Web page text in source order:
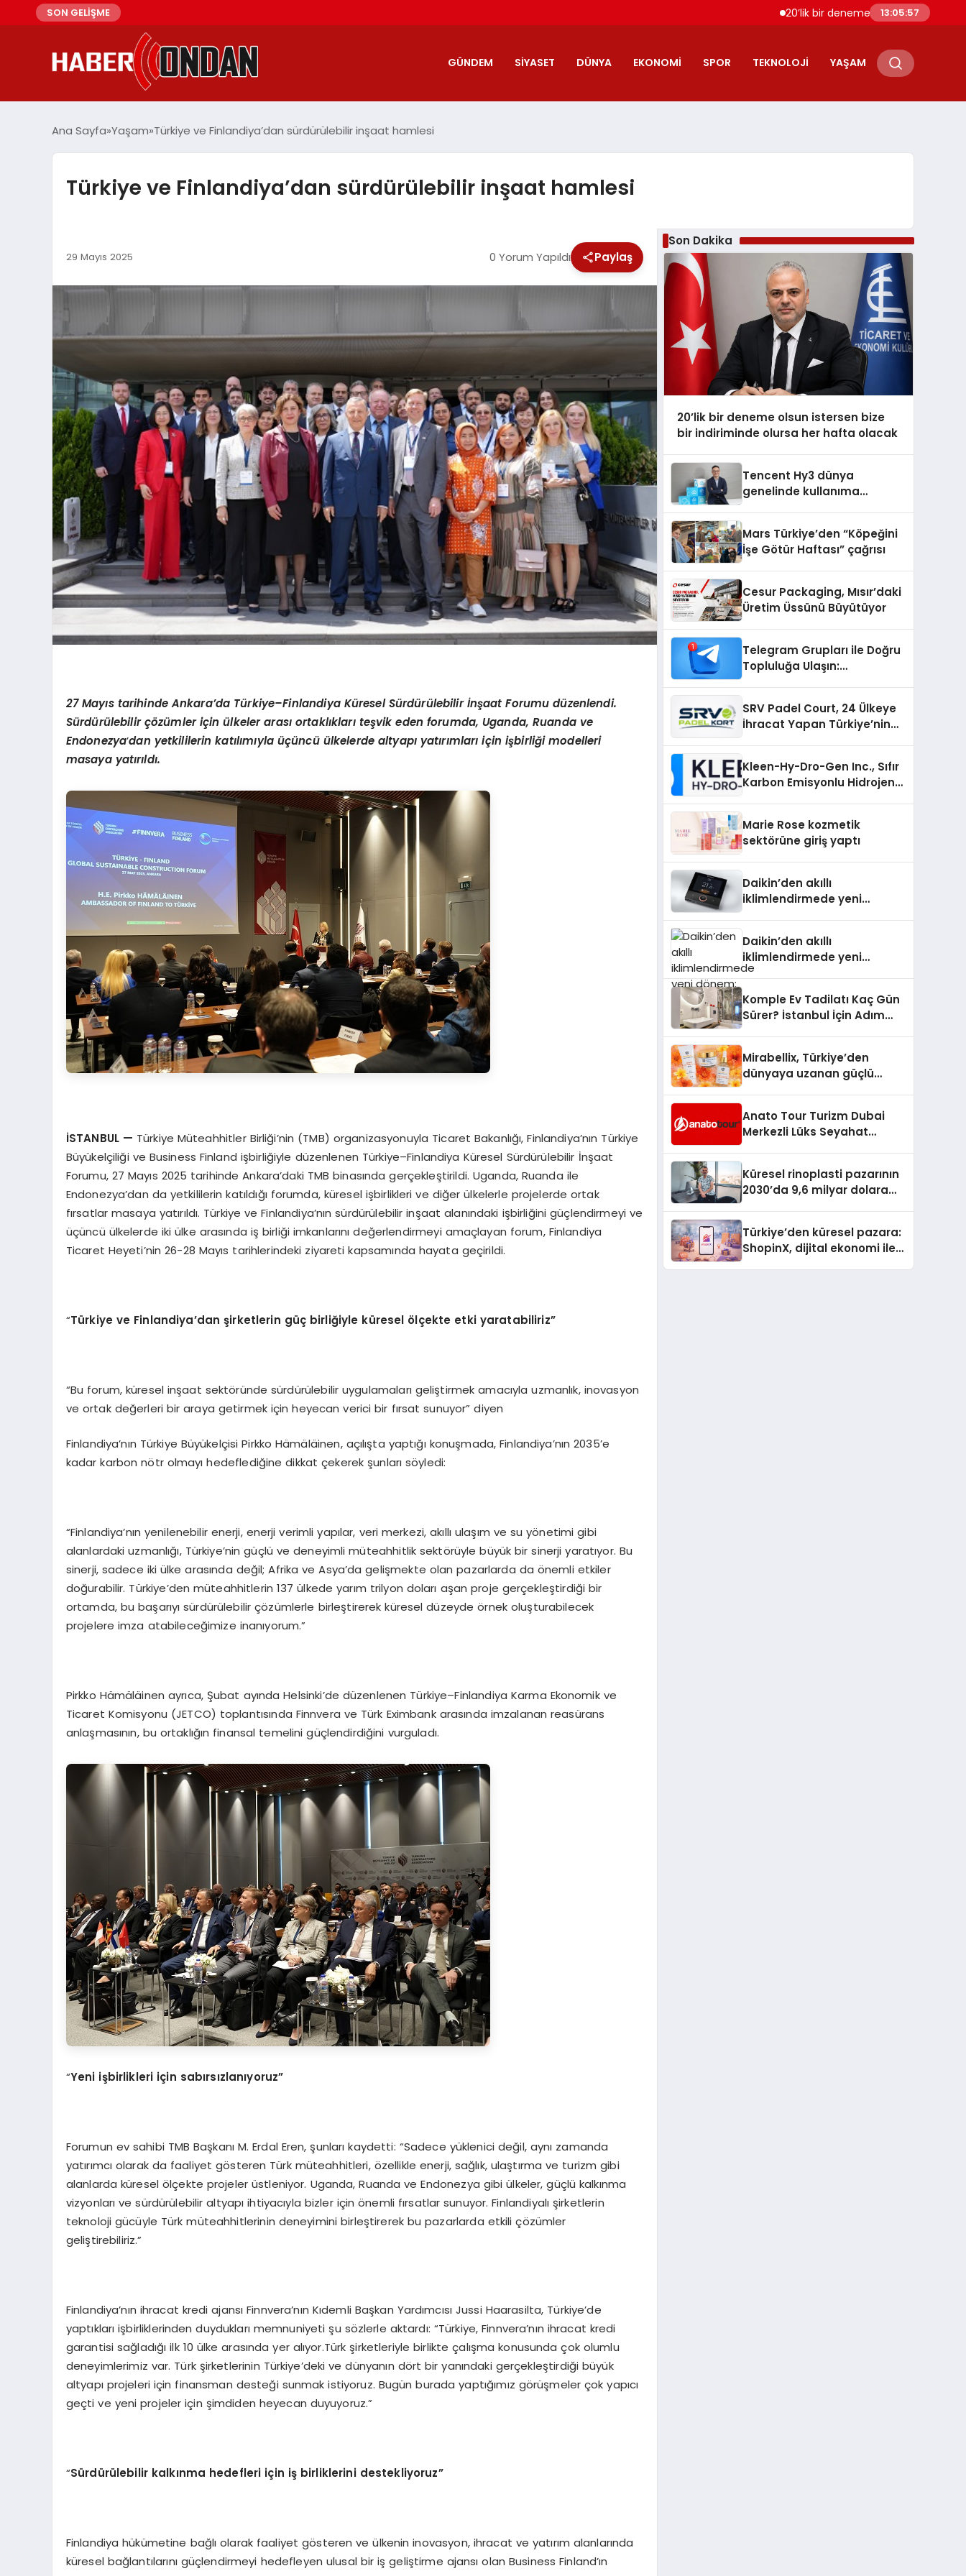
SON GELİŞME 20’lik bir deneme olsun istersen bize bir
13:05:59
GÜNDEM SIYASET DÜNYA EKONOMI SPOR TEKNOLOJI YAŞAM
Ana Sayfa Yaşam Türkiye ve Finlandiya’dan sürdürülebilir inşaat hamlesi
Türkiye ve Finlandiya’dan sürdürülebilir inşaat hamlesi
29 Mayıs 2025 0 Yorum Yapıldı Paylaş
27 Mayıs tarihinde Ankara’da Türkiye–Finlandiya Küresel Sürdürülebilir İnşaat Forumu düzenlendi.
Sürdürülebilir çözümler için ülkeler arası ortaklıkları teşvik eden forumda, Uganda, Ruanda ve
Endonezya’dan yetkililerin katılımıyla üçüncü ülkelerde altyapı yatırımları için işbirliği modelleri
masaya yatırıldı.
İSTANBUL — Türkiye Müteahhitler Birliği’nin (TMB) organizasyonuyla Ticaret Bakanlığı, Finlandiya’nın Türkiye
Büyükelçiliği ve Business Finland işbirliğiyle düzenlenen Türkiye–Finlandiya Küresel Sürdürülebilir İnşaat
Forumu, 27 Mayıs 2025 tarihinde Ankara’daki TMB binasında gerçekleştirildi. Uganda, Ruanda ile
Endonezya’dan da yetkililerin katıldığı forumda, küresel işbirlikleri ve diğer ülkelerle projelerde ortak
fırsatlar masaya yatırıldı. Türkiye ve Finlandiya’nın sürdürülebilir inşaat alanındaki işbirliğini güçlendirmeyi ve
üçüncü ülkelerde iki ülke arasında iş birliği imkanlarını değerlendirmeyi amaçlayan forum, Finlandiya
Ticaret Heyeti’nin 26-28 Mayıs tarihlerindeki ziyareti kapsamında hayata geçirildi.
“Türkiye ve Finlandiya’dan şirketlerin güç birliğiyle küresel ölçekte etki yaratabiliriz”
“Bu forum, küresel inşaat sektöründe sürdürülebilir uygulamaları geliştirmek amacıyla uzmanlık, inovasyon
ve ortak değerleri bir araya getirmek için heyecan verici bir fırsat sunuyor” diyen
Finlandiya’nın Türkiye Büyükelçisi Pirkko Hämäläinen, açılışta yaptığı konuşmada, Finlandiya’nın 2035’e
kadar karbon nötr olmayı hedeflediğine dikkat çekerek şunları söyledi:
“Finlandiya’nın yenilenebilir enerji, enerji verimli yapılar, veri merkezi, akıllı ulaşım ve su yönetimi gibi
alanlardaki uzmanlığı, Türkiye’nin güçlü ve deneyimli müteahhitlik sektörüyle büyük bir sinerji yaratıyor. Bu
sinerji, sadece iki ülke arasında değil; Afrika ve Asya’da gelişmekte olan pazarlarda da önemli etkiler
doğurabilir. Türkiye’den müteahhitlerin 137 ülkede yarım trilyon doları aşan proje gerçekleştirdiği bir
ortamda, bu başarıyı sürdürülebilir çözümlerle birleştirerek küresel düzeyde örnek oluşturabilecek
projelere imza atabileceğimize inanıyorum.”
Pirkko Hämäläinen ayrıca, Şubat ayında Helsinki’de düzenlenen Türkiye–Finlandiya Karma Ekonomik ve
Ticaret Komisyonu (JETCO) toplantısında Finnvera ve Türk Eximbank arasında imzalanan reasürans
anlaşmasının, bu ortaklığın finansal temelini güçlendirdiğini vurguladı.
“Yeni işbirlikleri için sabırsızlanıyoruz”
Forumun ev sahibi TMB Başkanı M. Erdal Eren, şunları kaydetti: “Sadece yüklenici değil, aynı zamanda
yatırımcı olarak da faaliyet gösteren Türk müteahhitleri, özellikle enerji, sağlık, ulaştırma ve turizm gibi
alanlarda küresel ölçekte projeler üstleniyor. Uganda, Ruanda ve Endonezya gibi ülkeler, güçlü kalkınma
vizyonları ve sürdürülebilir altyapı ihtiyacıyla bizler için önemli fırsatlar sunuyor. Finlandiyalı şirketlerin
teknoloji gücüyle Türk müteahhitlerinin deneyimini birleştirerek bu pazarlarda etkili çözümler
geliştirebiliriz.”
Finlandiya’nın ihracat kredi ajansı Finnvera’nın Kıdemli Başkan Yardımcısı Jussi Haarasilta, Türkiye’de
yaptıkları işbirliklerinden duydukları memnuniyeti şu sözlerle aktardı: “Türkiye, Finnvera’nın ihracat kredi
garantisi sağladığı ilk 10 ülke arasında yer alıyor.Türk şirketleriyle birlikte çalışma konusunda çok olumlu
deneyimlerimiz var. Türk şirketlerinin Türkiye’deki ve dünyanın dört bir yanındaki gerçekleştirdiği büyük
altyapı projeleri için finansman desteği sunmak istiyoruz. Bugün burada yaptığımız görüşmeler çok yapıcı
geçti ve yeni projeler için şimdiden heyecan duyuyoruz.”
“Sürdürülebilir kalkınma hedefleri için iş birliklerini destekliyoruz”
Finlandiya hükümetine bağlı olarak faaliyet gösteren ve ülkenin inovasyon, ihracat ve yatırım alanlarında
küresel bağlantılarını güçlendirmeyi hedefleyen ulusal bir iş geliştirme ajansı olan Business Finland’ın
Son Dakika
20’lik bir deneme olsun istersen bize
bir indiriminde olursa her hafta olacak
Tencent Hy3 dünya
genelinde kullanıma
Mars Türkiye’den “Köpeğini
İşe Götür Haftası” çağrısı
Cesur Packaging, Mısır’daki
Üretim Üssünü Büyütüyor
Telegram Grupları ile Doğru
Topluluğa Ulaşın:
SRV Padel Court, 24 Ülkeye
İhracat Yapan Türkiye’nin
Kleen-Hy-Dro-Gen Inc., Sıfır
Karbon Emisyonlu Hidrojen
Aldı
Marie Rose kozmetik
sektörüne giriş yaptı
Daikin’den akıllı
iklimlendirmede yeni
Daikin’den akıllı
iklimlendirmede yeni
dönem: Madoka Plus
Komple Ev Tadilatı Kaç Gün
Sürer? İstanbul İçin Adım
Mirabellix, Türkiye’den
dünyaya uzanan güçlü
Anato Tour Turizm Dubai
Merkezli Lüks Seyahat
Küresel rinoplasti pazarının
2030’da 9,6 milyar dolara
Türkiye’den küresel pazara:
ShopinX, dijital ekonomi ile